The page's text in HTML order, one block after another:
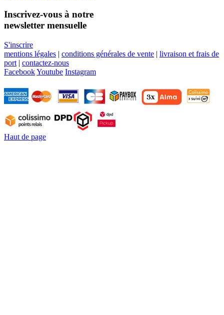
Inscrivez-vous à notre
newsletter mensuelle
S'inscrire
mentions légales | conditions générales de vente | livraison et frais de
port | contactez-nous
FacebookYoutube Instagram
Haut de page